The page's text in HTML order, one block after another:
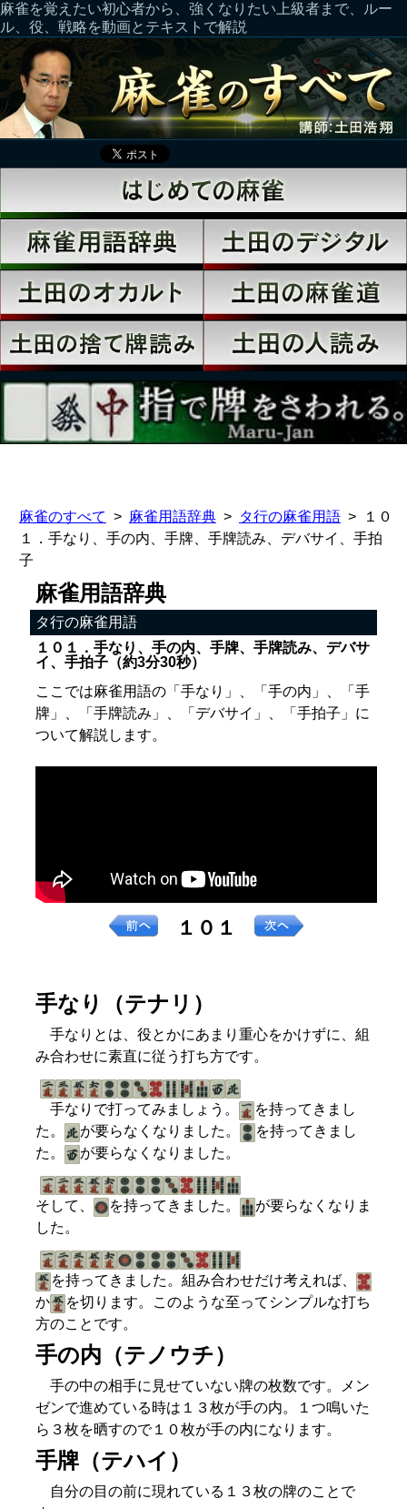
麻雀を覚えたい初心者から、強くなりたい上級者まで、ルー
ル、役、戦略を動画とテキストで解説
麻雀のすべて 麻雀用語辞典 タ行の麻雀用語
１０
１．手なり、手の内、手牌、手牌読み、デバサイ、手拍
子
麻雀用語辞典
タ行の麻雀用語
１０１．手なり、手の内、手牌、手牌読み、デバサ
イ、手拍子（約3分30秒）
ここでは麻雀用語の「手なり」、「手の内」、「手
牌」、「手牌読み」、「デバサイ」、「手拍子」に
ついて解説します。
１０１
手なり（テナリ）
手なりとは、役とかにあまり重心をかけずに、組
み合わせに素直に従う打ち方です。
手なりで打ってみましょう。
を持ってきまし
た。
が要らなくなりました。
を持ってきまし
た。
が要らなくなりました。
そして、 を持ってきました。
が要らなくなりま
した。
を持ってきました。組み合わせだけ考えれば、
か
を切ります。このような至ってシンプルな打ち
方のことです。
手の内（テノウチ）
手の中の相手に見せていない牌の枚数です。メン
ゼンで進めている時は１３枚が手の内。１つ鳴いた
ら３枚を晒すので１０枚が手の内になります。
手牌（テハイ）
自分の目の前に現れている１３枚の牌のことで